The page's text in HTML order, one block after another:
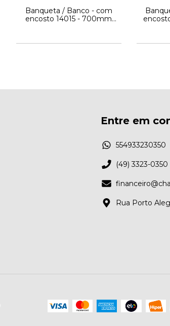
Banqueta / Banco - com
encosto 14015 - 700mm
Entre em
554933230350
(49) 3323-0350
Rua Porto